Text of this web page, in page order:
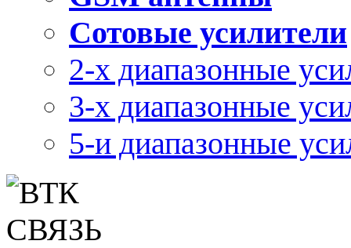
Сотовые усилители
2-х диапазонные
3-х диапазонные
5-и диапазонные